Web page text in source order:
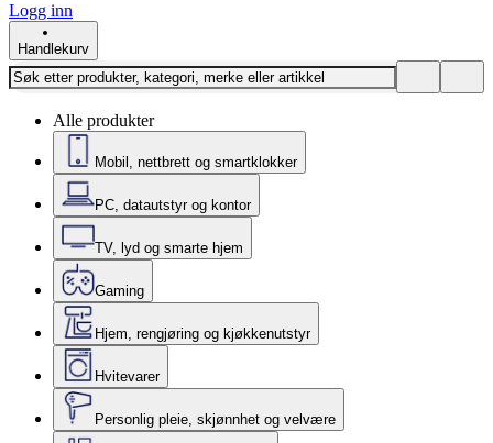
Logg inn
Handlekurv
Alle produkter
Mobil, nettbrett og smartklokker
PC, datautstyr og kontor
TV, lyd og smarte hjem
Gaming
Hjem, rengjøring og kjøkkenutstyr
Hvitevarer
Personlig pleie, skjønnhet og velvære